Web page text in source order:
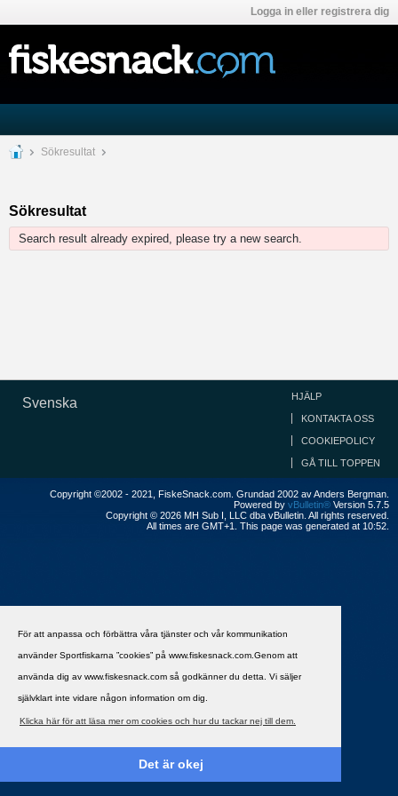
För att anpassa och förbättra våra tjänster och vår kommunikation
använder Sportfiskarna ”cookies” på www.fiskesnack.com.Genom att
använda dig av www.fiskesnack.com så godkänner du detta. Vi säljer
självklart inte vidare någon information om dig.
Klicka här för att läsa mer om cookies och hur du tackar nej till dem.
Det är okej
Logga in eller registrera dig
Sökresultat
Sökresultat
Search result already expired, please try a new search.
Svenska HJÄLP
KONTAKTA OSS
COOKIEPOLICY
GÅ TILL TOPPEN
Copyright ©2002 - 2021, FiskeSnack.com. Grundad 2002 av Anders Bergman.
Powered by vBulletin® Version 5.7.5
Copyright © 2026 MH Sub I, LLC dba vBulletin. All rights reserved.
All times are GMT+1. This page was generated at 10:52.